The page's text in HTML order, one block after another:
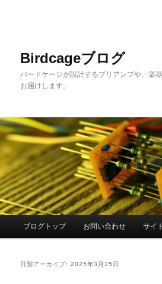
へ
移
動
移
動
Birdcageブログ
バードケージが設計するプリアンプや、楽
お届けします。
イ
ブログトップ お問い合わせ サイ
日別アーカイブ:2025年3月25日